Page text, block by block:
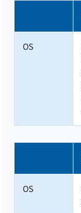
OS
OS